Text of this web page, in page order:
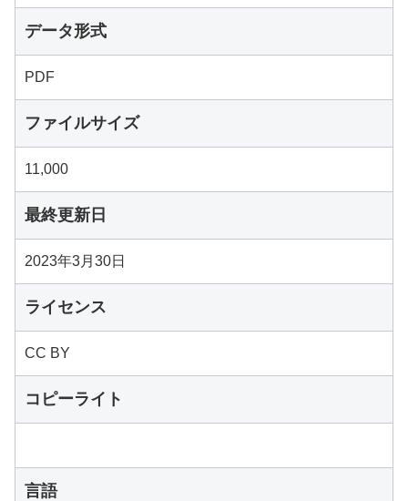
データ形式
PDF
ファイルサイズ
11,000
最終更新日
2023年3月30日
ライセンス
CC BY
コピーライト
言語